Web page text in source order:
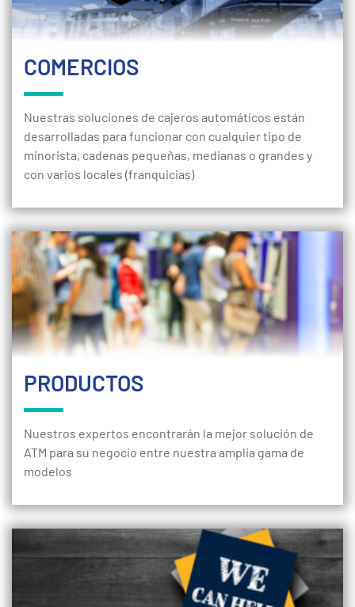
COMERCIOS
Nuestras soluciones de cajeros automáticos están
desarrolladas para funcionar con cualquier tipo de
minorista, cadenas pequeñas, medianas o grandes y
con varios locales (franquicias)
PRODUCTOS
Nuestros expertos encontrarán la mejor solución de
ATM para su negocio entre nuestra amplia gama de
modelos